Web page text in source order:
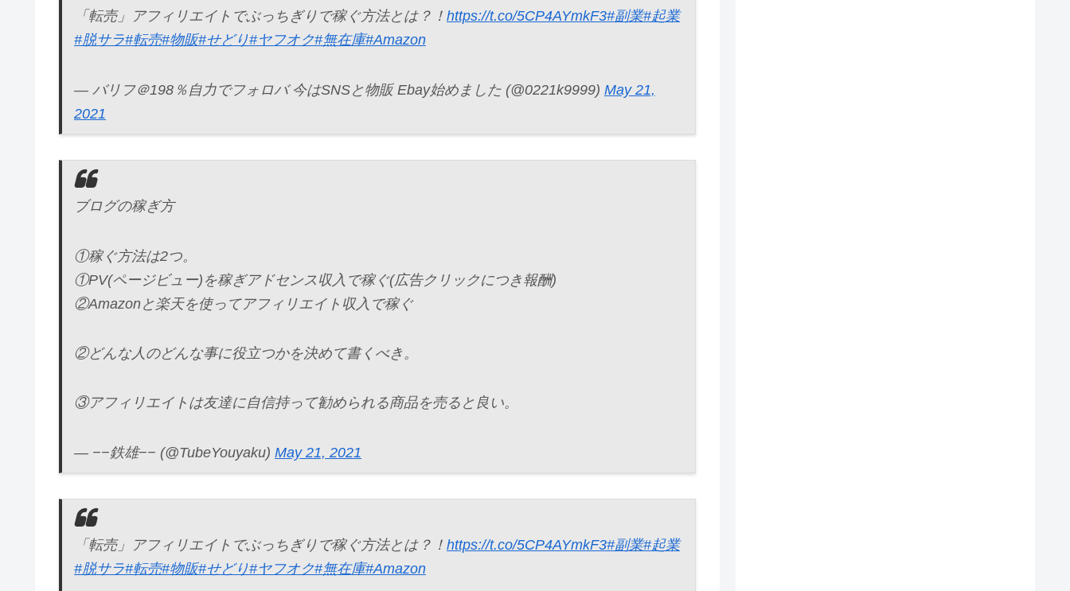
「転売」アフィリエイトでぶっちぎりで稼ぐ方法とは？！ https://t.co/5CP4AYmkF3#副業#起業
#脱サラ#転売#物販#せどり#ヤフオク#無在庫#Amazon
— バリフ＠198％自力でフォロバ 今はSNSと物販 Ebay始めました (@0221k9999) May 21,
2021
ブログの稼ぎ方
①稼ぐ方法は2つ。
①PV(ページビュー)を稼ぎアドセンス収入で稼ぐ(広告クリックにつき報酬)
②Amazonと楽天を使ってアフィリエイト収入で稼ぐ
②どんな人のどんな事に役立つかを決めて書くべき。
③アフィリエイトは友達に自信持って勧められる商品を売ると良い。
— −−鉄雄−− (@TubeYouyaku) May 21, 2021
「転売」アフィリエイトでぶっちぎりで稼ぐ方法とは？！ https://t.co/5CP4AYmkF3#副業#起業
#脱サラ#転売#物販#せどり#ヤフオク#無在庫#Amazon